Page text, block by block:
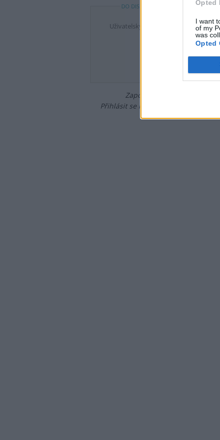
Opted
I want
of my
was
Opted
DO DISKUZE SE MŮŽETE ZAPOJIT PO
Uživatelský e-mail
Zapomněli jste heslo?
Přihlásit se mohou jen ti, kteří se již